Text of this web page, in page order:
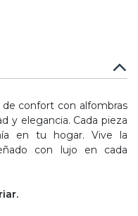
confort con alfombras
y elegancia. Cada pieza
en tu hogar. Vive la
con lujo en cada